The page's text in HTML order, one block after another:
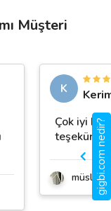
Müşteri
K
Çok iyi bir
teşekürler
müslüm
gigbi.com nedir?